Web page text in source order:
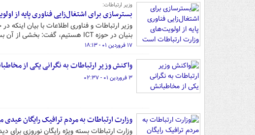
وزیر ارتباطات:
بسترسازی برای اشتغال‌زایی فناوری پایه از
وزیر ارتباطات و فناوری اطلاعات با بیان
بنیان در حوزه ICT هستیم، گفت: بخشی از آن بسترسازی برای اشتغال زایی فناوری پایه است.
۱۷ فروردین ۰۱ - ۱۸:۱۳
واکنش وزیر ارتباطات به نگرانی یکی از
۳ فروردین ۰۱ - ۰۲:۳۷
وزارت ارتباطات به مردم ترافیک رایگان
وزارت ارتباطات بسته‌ ویژه رایگان نوروزی برای